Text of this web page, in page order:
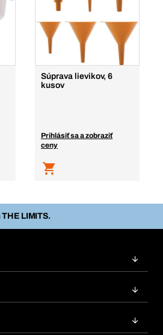
Súprava lievikov, 6
kusov
Prihlásiť sa a zobraziť
ceny
THE LIMITS.